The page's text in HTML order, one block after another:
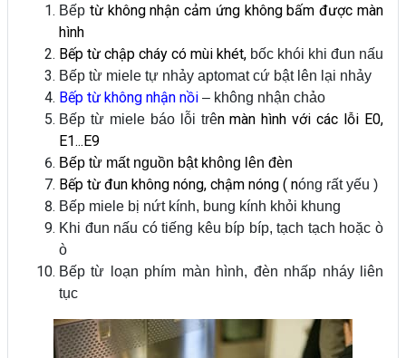
Bếp từ không nhận cảm ứng không bấm được màn
hình
Bếp từ chập cháy có mùi khét, bốc khói khi đun nấu
Bếp từ miele tự nhảy aptomat cứ bật lên lại nhảy
Bếp từ không nhận nồi – không nhận chảo
Bếp từ miele báo lỗi trên màn hình với các lỗi E0,
E1...E9
Bếp từ mất nguồn bật không lên đèn
Bếp từ đun không nóng, chậm nóng ( nóng rất yếu )
Bếp miele bị nứt kính, bung kính khỏi khung
Khi đun nấu có tiếng kêu bíp bíp, tạch tạch hoặc ò
ò
Bếp từ loạn phím màn hình, đèn nhấp nháy liên
tục